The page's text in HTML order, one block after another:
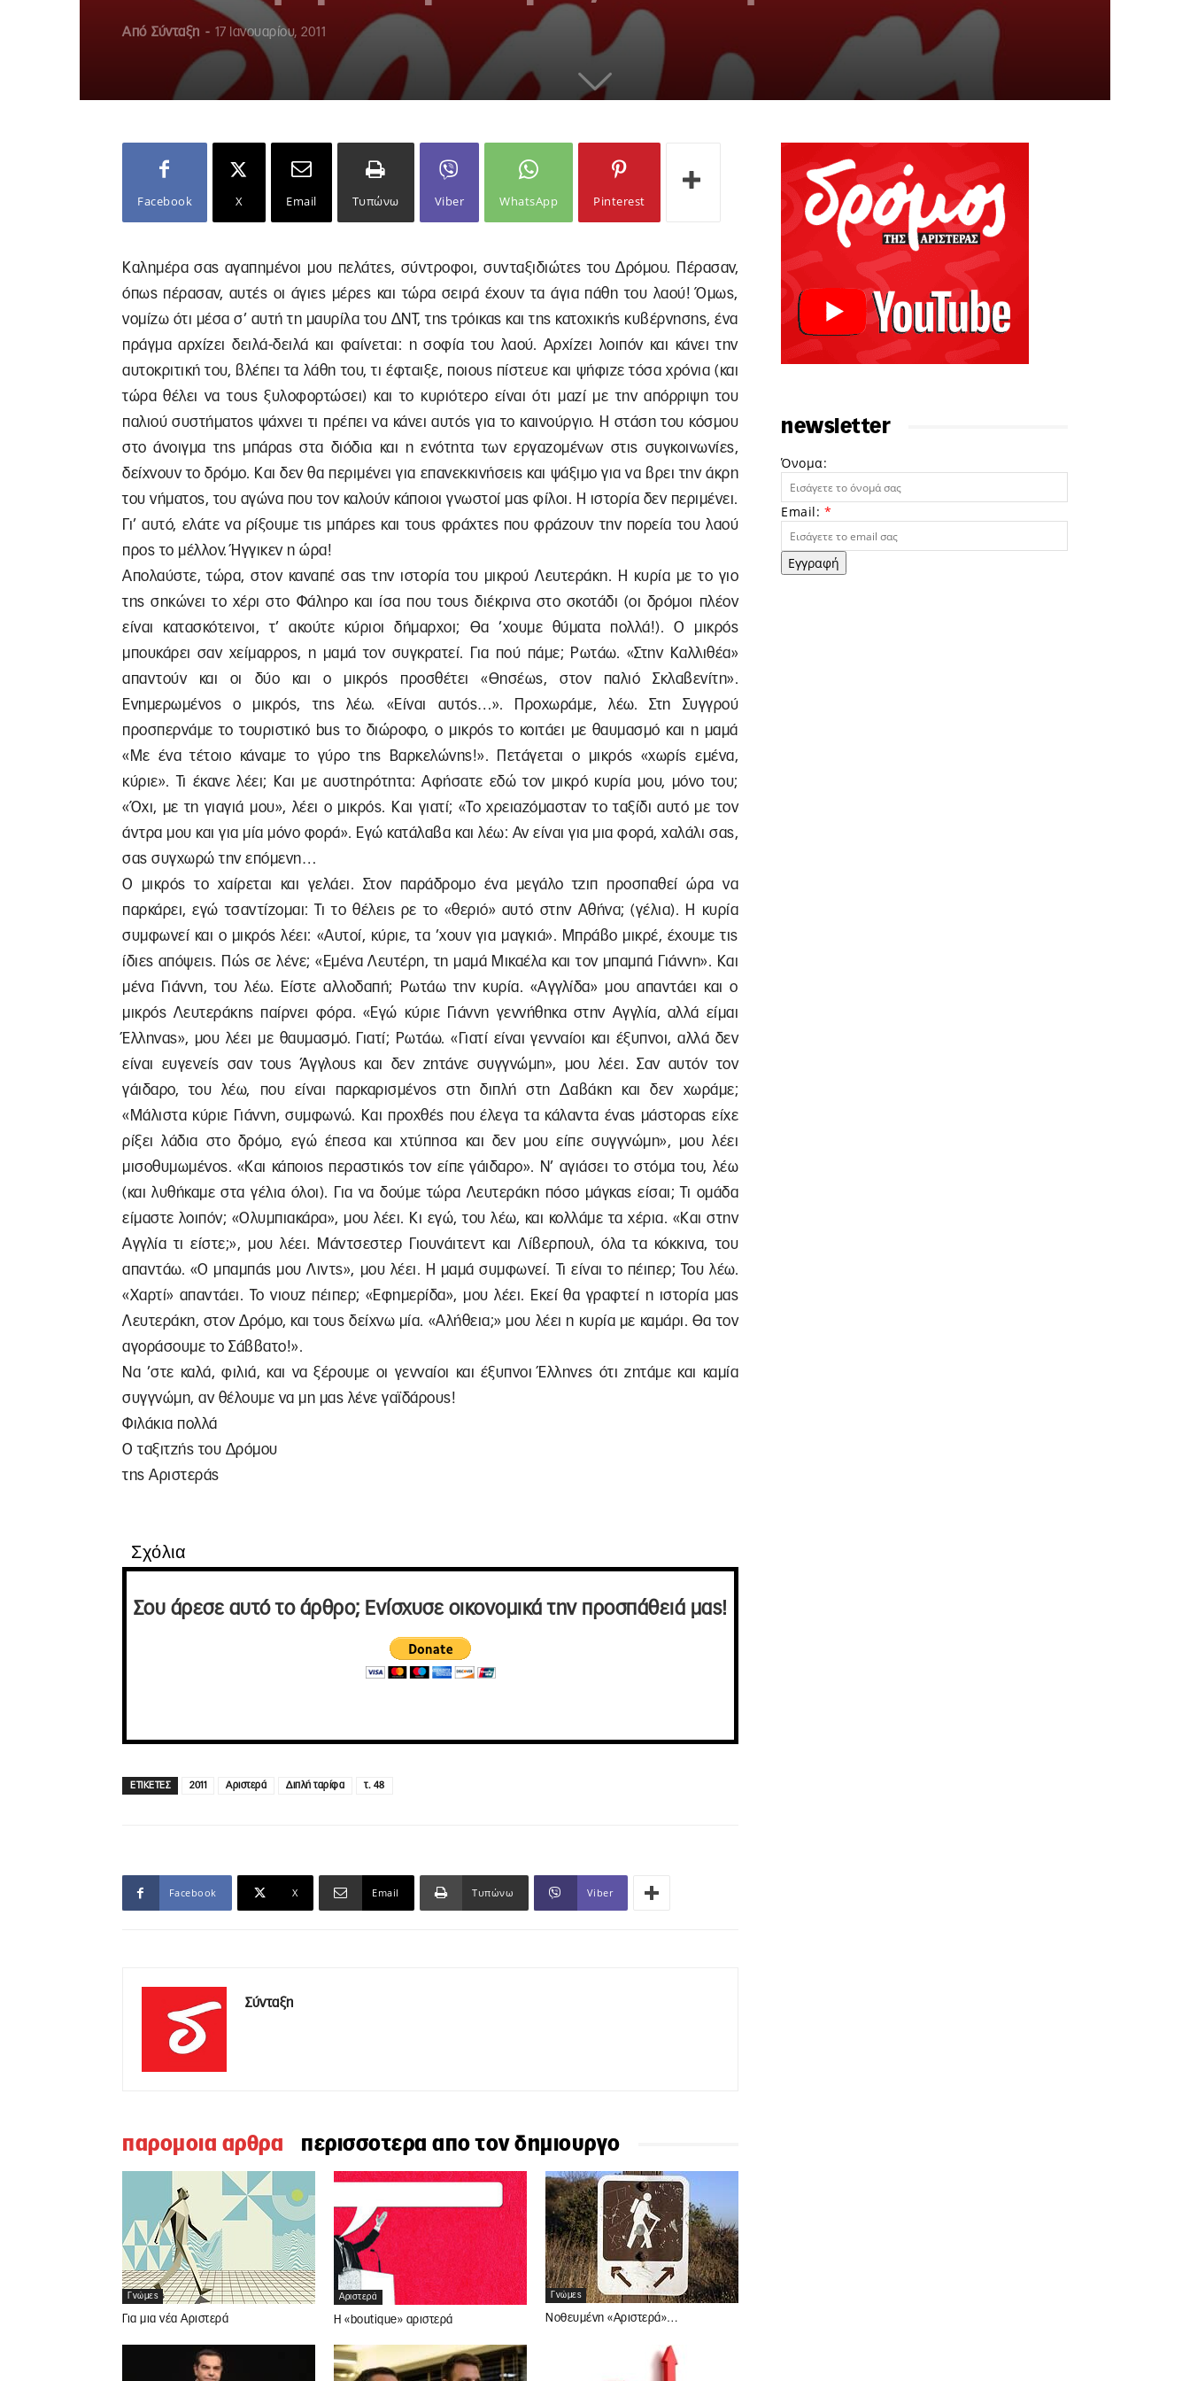
Από Σύνταξη - 17 Ιανουαρίου, 2011
Facebook X Email Τυπώνω Viber WhatsApp Pinterest
Καλημέρα σας αγαπημένοι μου πελάτες, σύντροφοι, συνταξιδιώτες του Δρόμου. Πέρασαν,
όπως πέρασαν, αυτές οι άγιες μέρες και τώρα σειρά έχουν τα άγια πάθη του λαού! Όμως,
νομίζω ότι μέσα σ’ αυτή τη μαυρίλα του ΔΝΤ, της τρόικας και της κατοχικής κυβέρνησης, ένα
πράγμα αρχίζει δειλά-δειλά και φαίνεται: η σοφία του λαού. Αρχίζει λοιπόν και κάνει την
αυτοκριτική του, βλέπει τα λάθη του, τι έφταιξε, ποιους πίστευε και ψήφιζε τόσα χρόνια (και
τώρα θέλει να τους ξυλοφορτώσει) και το κυριότερο είναι ότι μαζί με την απόρριψη του
παλιού συστήματος ψάχνει τι πρέπει να κάνει αυτός για το καινούργιο. Η στάση του κόσμου
στο άνοιγμα της μπάρας στα διόδια και η ενότητα των εργαζομένων στις συγκοινωνίες,
δείχνουν το δρόμο. Και δεν θα περιμένει για επανεκκινήσεις και ψάξιμο για να βρει την άκρη
του νήματος, του αγώνα που τον καλούν κάποιοι γνωστοί μας φίλοι. Η ιστορία δεν περιμένει.
Γι’ αυτό, ελάτε να ρίξουμε τις μπάρες και τους φράχτες που φράζουν την πορεία του λαού
προς το μέλλον. Ήγγικεν η ώρα!
Απολαύστε, τώρα, στον καναπέ σας την ιστορία του μικρού Λευτεράκη. Η κυρία με το γιο
της σηκώνει το χέρι στο Φάληρο και ίσα που τους διέκρινα στο σκοτάδι (οι δρόμοι πλέον
είναι κατασκότεινοι, τ’ ακούτε κύριοι δήμαρχοι; Θα ’χουμε θύματα πολλά!). Ο μικρός
μπουκάρει σαν χείμαρρος, η μαμά τον συγκρατεί. Για πού πάμε; Ρωτάω. «Στην Καλλιθέα»
απαντούν και οι δύο και ο μικρός προσθέτει «Θησέως, στον παλιό Σκλαβενίτη».
Ενημερωμένος ο μικρός, της λέω. «Είναι αυτός…». Προχωράμε, λέω. Στη Συγγρού
προσπερνάμε το τουριστικό bus το διώροφο, ο μικρός το κοιτάει με θαυμασμό και η μαμά
«Με ένα τέτοιο κάναμε το γύρο της Βαρκελώνης!». Πετάγεται ο μικρός «χωρίς εμένα,
κύριε». Τι έκανε λέει; Και με αυστηρότητα: Αφήσατε εδώ τον μικρό κυρία μου, μόνο του;
«Όχι, με τη γιαγιά μου», λέει ο μικρός. Και γιατί; «Το χρειαζόμασταν το ταξίδι αυτό με τον
άντρα μου και για μία μόνο φορά». Εγώ κατάλαβα και λέω: Αν είναι για μια φορά, χαλάλι σας,
σας συγχωρώ την επόμενη…
Ο μικρός το χαίρεται και γελάει. Στον παράδρομο ένα μεγάλο τζιπ προσπαθεί ώρα να
παρκάρει, εγώ τσαντίζομαι: Τι το θέλεις ρε το «θεριό» αυτό στην Αθήνα; (γέλια). Η κυρία
συμφωνεί και ο μικρός λέει: «Αυτοί, κύριε, τα ’χουν για μαγκιά». Μπράβο μικρέ, έχουμε τις
ίδιες απόψεις. Πώς σε λένε; «Εμένα Λευτέρη, τη μαμά Μικαέλα και τον μπαμπά Γιάννη». Και
μένα Γιάννη, του λέω. Είστε αλλοδαπή; Ρωτάω την κυρία. «Αγγλίδα» μου απαντάει και ο
μικρός Λευτεράκης παίρνει φόρα. «Εγώ κύριε Γιάννη γεννήθηκα στην Αγγλία, αλλά είμαι
Έλληνας», μου λέει με θαυμασμό. Γιατί; Ρωτάω. «Γιατί είναι γενναίοι και έξυπνοι, αλλά δεν
είναι ευγενείς σαν τους Άγγλους και δεν ζητάνε συγγνώμη», μου λέει. Σαν αυτόν τον
γάιδαρο, του λέω, που είναι παρκαρισμένος στη διπλή στη Δαβάκη και δεν χωράμε;
«Μάλιστα κύριε Γιάννη, συμφωνώ. Και προχθές που έλεγα τα κάλαντα ένας μάστορας είχε
ρίξει λάδια στο δρόμο, εγώ έπεσα και χτύπησα και δεν μου είπε συγγνώμη», μου λέει
μισοθυμωμένος. «Και κάποιος περαστικός τον είπε γάιδαρο». Ν’ αγιάσει το στόμα του, λέω
(και λυθήκαμε στα γέλια όλοι). Για να δούμε τώρα Λευτεράκη πόσο μάγκας είσαι; Τι ομάδα
είμαστε λοιπόν; «Ολυμπιακάρα», μου λέει. Κι εγώ, του λέω, και κολλάμε τα χέρια. «Και στην
Αγγλία τι είστε;», μου λέει. Μάντσεστερ Γιουνάιτεντ και Λίβερπουλ, όλα τα κόκκινα, του
απαντάω. «Ο μπαμπάς μου Λιντς», μου λέει. Η μαμά συμφωνεί. Τι είναι το πέιπερ; Του λέω.
«Χαρτί» απαντάει. Το νιουζ πέιπερ; «Εφημερίδα», μου λέει. Εκεί θα γραφτεί η ιστορία μας
Λευτεράκη, στον Δρόμο, και τους δείχνω μία. «Αλήθεια;» μου λέει η κυρία με καμάρι. Θα τον
αγοράσουμε το Σάββατο!».
Να ’στε καλά, φιλιά, και να ξέρουμε οι γενναίοι και έξυπνοι Έλληνες ότι ζητάμε και καμία
συγγνώμη, αν θέλουμε να μη μας λένε γαϊδάρους!
Φιλάκια πολλά
Ο ταξιτζής του Δρόμου
της Αριστεράς
Σχόλια
Σου άρεσε αυτό το άρθρο; Ενίσχυσε οικονομικά την προσπάθειά μας!
ΕΤΙΚΕΤΕΣ 2011 Αριστερά Διπλή ταρίφα τ. 48
Facebook X Email Τυπώνω Viber
Σύνταξη
παρομοια αρθρα περισσοτερα απο τον δημιουργο
Γνώμες
Για μια νέα Αριστερά
Αριστερά
Η «boutique» αριστερά
Γνώμες
Νοθευμένη «Αριστερά»…
newsletter
Όνομα:
Email: *
Εγγραφή